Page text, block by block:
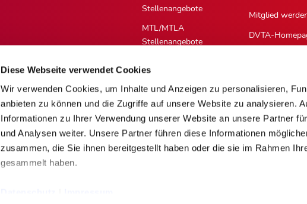
Diese Webseite verwendet Cookies
Wir verwenden Cookies, um Inhalte und Anzeigen zu personalisieren,
anbieten zu können und die Zugriffe auf unsere Website zu analysieren.
Informationen zu Ihrer Verwendung unserer Website an unsere Partner
und Analysen weiter. Unsere Partner führen diese Informationen
zusammen, die Sie ihnen bereitgestellt haben oder die sie im Rahmen
gesammelt haben.
Stellenangebote
MTL/MTLA
Stellenangebote
Stellenangebote
MTV/VMTA
Stellenangebote
Mitglied
DVTA-